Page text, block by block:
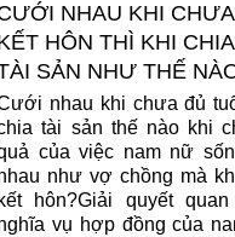
NHAU KHI
HÔN THÌ KHI
SẢN NHƯ THẾ
nhau khi chưa đủ
tài sản thế nào khi
của việc nam nữ
như vợ chồng mà
kết hôn?Giải quyết
vụ hợp đồng của